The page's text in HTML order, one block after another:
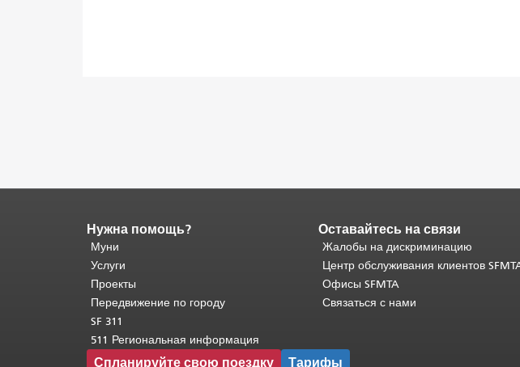
Конец
содержимого
страницы.
часть
этой
страницы
на
Нужна помощь?
Муни
Услуги
Проекты
Передвижение по городу
SF 311
511 Региональная информация
Оставайтесь на связи
Жалобы на дискриминацию
Центр обслуживания клиентов
Офисы SFMTA
Связаться с нами
Спланируйте свою поездку Тарифы